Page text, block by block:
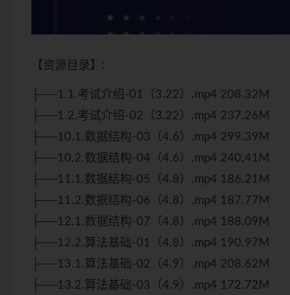
【资源目录】:
├──1.1.考试介绍-01（3.22）.mp4 208.32M
├──1.2.考试介绍-02（3.22）.mp4 237.26M
├──10.1.数据结构-03（4.6）.mp4 299.39M
├──10.2.数据结构-04（4.6）.mp4 240.41M
├──11.1.数据结构-05（4.8）.mp4 186.21M
├──11.2.数据结构-06（4.8）.mp4 187.77M
├──12.1.数据结构-07（4.8）.mp4 188.09M
├──12.2. 算法基础-01（4.8）.mp4 190.97M
├──13.1. 算法基础-02（4.9）.mp4 208.62M
├──13.2.算法基础-03（4.9）.mp4 172.72M